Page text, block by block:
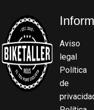
Aviso
legal
Política
de